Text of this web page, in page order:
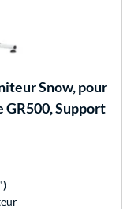
Snow, pour
Support